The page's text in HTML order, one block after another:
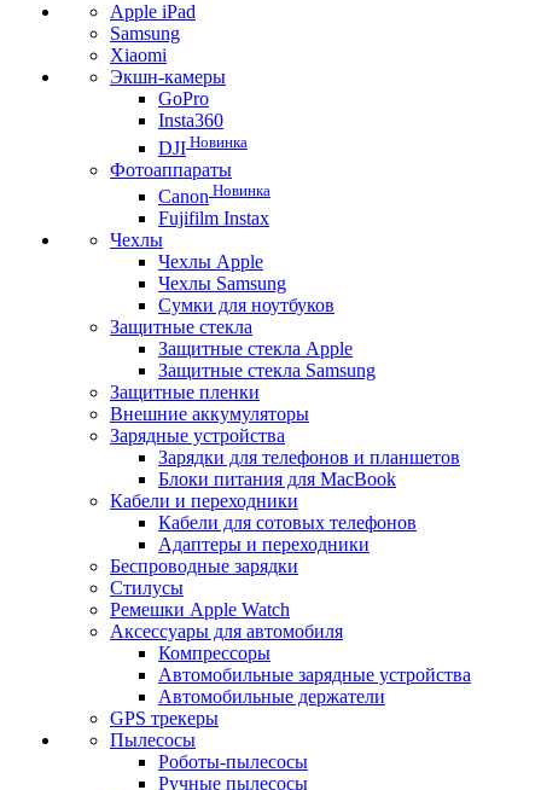
Apple iPad
Samsung
Xiaomi
Экшн-камеры
GoPro
Insta360
DJI Новинка
Фотоаппараты
Canon Новинка
Fujifilm Instax
Чехлы
Чехлы Apple
Чехлы Samsung
Сумки для ноутбуков
Защитные стекла
Защитные стекла Apple
Защитные стекла Samsung
Защитные пленки
Внешние аккумуляторы
Зарядные устройства
Зарядки для телефонов и планшетов
Блоки питания для MacBook
Кабели и переходники
Кабели для сотовых телефонов
Адаптеры и переходники
Беспроводные зарядки
Стилусы
Ремешки Apple Watch
Аксессуары для автомобиля
Компрессоры
Автомобильные зарядные устройства
Автомобильные держатели
GPS трекеры
Пылесосы
Роботы-пылесосы
Ручные пылесосы